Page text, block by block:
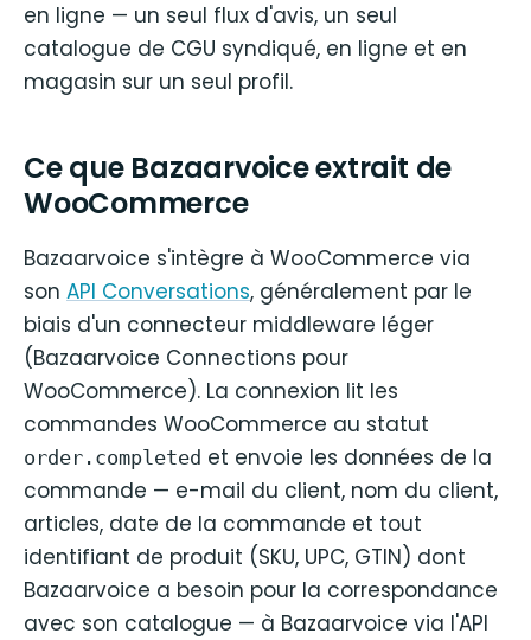
en ligne — un seul flux d'avis, un seul
catalogue de CGU syndiqué, en ligne et en
magasin sur un seul profil.
Ce que Bazaarvoice extrait de
WooCommerce
Bazaarvoice s'intègre à WooCommerce via
son API Conversations, généralement par le
biais d'un connecteur middleware léger
(Bazaarvoice Connections pour
WooCommerce). La connexion lit les
commandes WooCommerce au statut
order.completed et envoie les données de la
commande — e-mail du client, nom du client,
articles, date de la commande et tout
identifiant de produit (SKU, UPC, GTIN) dont
Bazaarvoice a besoin pour la correspondance
avec son catalogue — à Bazaarvoice via l'API